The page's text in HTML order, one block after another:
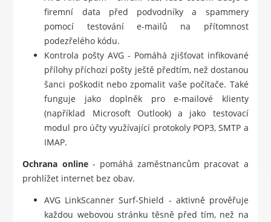
firemní data před podvodníky a spammery
pomocí testování e-mailů na přítomnost
podezřelého kódu.
Kontrola pošty AVG - Pomáhá zjišťovat infikované
přílohy příchozí pošty ještě předtím, než dostanou
šanci poškodit nebo zpomalit vaše počítače. Také
funguje jako doplněk pro e-mailové klienty
(například Microsoft Outlook) a jako testovací
modul pro účty využívající protokoly POP3, SMTP a
IMAP.
Ochrana online- pomáhá zaměstnancům pracovat a
prohlížet internet bez obav.
AVG LinkScanner Surf-Shield - aktivně prověřuje
každou webovou stránku těsně před tím, než na